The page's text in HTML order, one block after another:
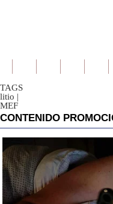
TAGS
litio |
MEF